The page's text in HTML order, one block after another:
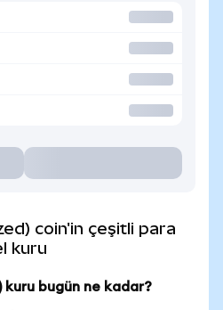
coin'in çeşitli para
kuru
kuru bugün ne kadar?